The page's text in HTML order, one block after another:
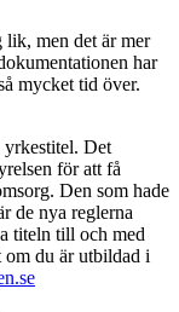
lik, men det är mer
har
mycket tid över.
yrkestitel. Det
för att få
Den som hade
de nya reglerna
titeln till och med
om du är utbildad i